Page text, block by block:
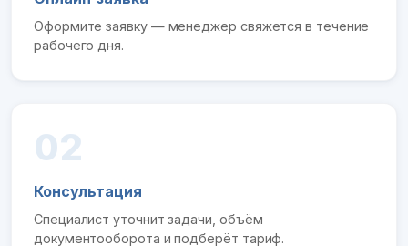
Оформите заявку — менеджер свяжется в течение
рабочего дня.
02
Консультация
Специалист уточнит задачи, объём
документооборота и подберёт тариф.